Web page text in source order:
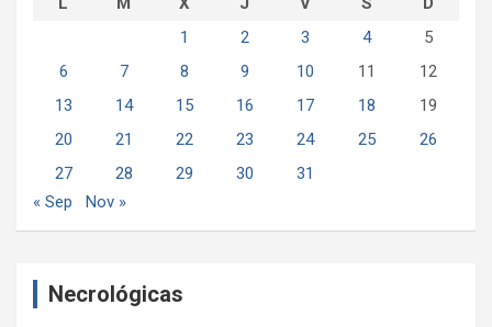
1
2 3 4
5
6
7 8 9 10 11
12
13
14 15 16 17 18
19
20
21 22 23 24 25
26
27
28 29 30
31
« Sep
Nov »
Necrológicas